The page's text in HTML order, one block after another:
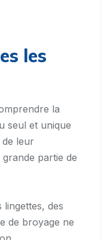
les
la
seul et unique
leur
partie de
des
de broyage ne